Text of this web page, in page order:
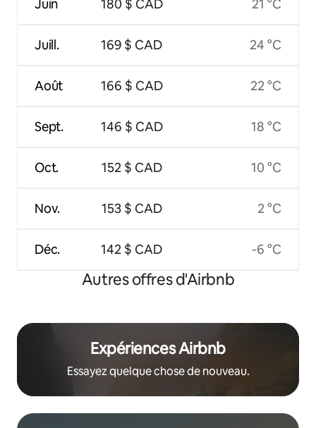
Juin
Juill.
Août
Sept.
Oct.
Nov.
Déc.
180 $ CAD
169 $ CAD
166 $ CAD
146 $ CAD
152 $ CAD
153 $ CAD
142 $ CAD
21 °C
24 °C
22 °C
18 °C
10 °C
2 °C
-6 °C
Autres offres d'Airbnb
Expériences Airbnb
Essayez quelque chose de nouveau.